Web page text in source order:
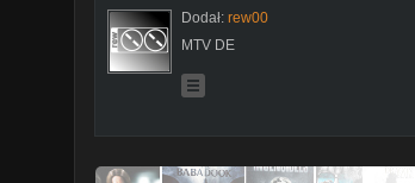
Dodał: rew00
MTV DE